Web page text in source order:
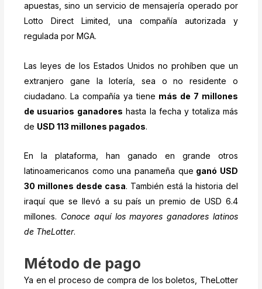
apuestas, sino un servicio de mensajería operado por
Lotto Direct Limited, una compañía autorizada y
regulada por MGA.
Las leyes de los Estados Unidos no prohíben que un
extranjero gane la lotería, sea o no residente o
ciudadano. La compañía ya tiene más de 7 millones
de usuarios ganadores hasta la fecha y totaliza más
de USD 113 millones pagados.
En la plataforma, han ganado en grande otros
latinoamericanos como una panameña que ganó USD
30 millones desde casa. También está la historia del
iraquí que se llevó a su país un premio de USD 6.4
millones. Conoce aquí los mayores ganadores latinos
de TheLotter.
Método de pago
Ya en el proceso de compra de los boletos, TheLotter